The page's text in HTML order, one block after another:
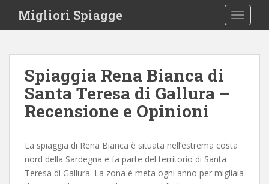
i
Migliori Spiagge
Spiaggia Rena Bianca di
Santa Teresa di Gallura –
Recensione e Opinioni
La spiaggia di Rena Bianca è situata nell’estrema costa
nord della Sardegna e fa parte del territorio di Santa
Teresa di Gallura. La zona è meta ogni anno per migliaia